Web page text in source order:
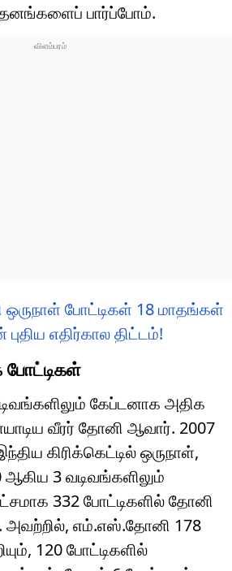
பார்ப்போம்.
ஒருநாள் போட்டிகள் 18 மாதங்கள்
புதிய எதிர்கால திட்டம்!
கேப்டனாக அதிக
வீரர் தோனி ஆவார். 2007
கிரிக்கெட்டில் ஒருநாள்,
ஆகிய 3 வடிவங்களிலும்
332 போட்டிகளில் தோனி
அவற்றில், எம்.எஸ்.தோனி 178
120 போட்டிகளில்